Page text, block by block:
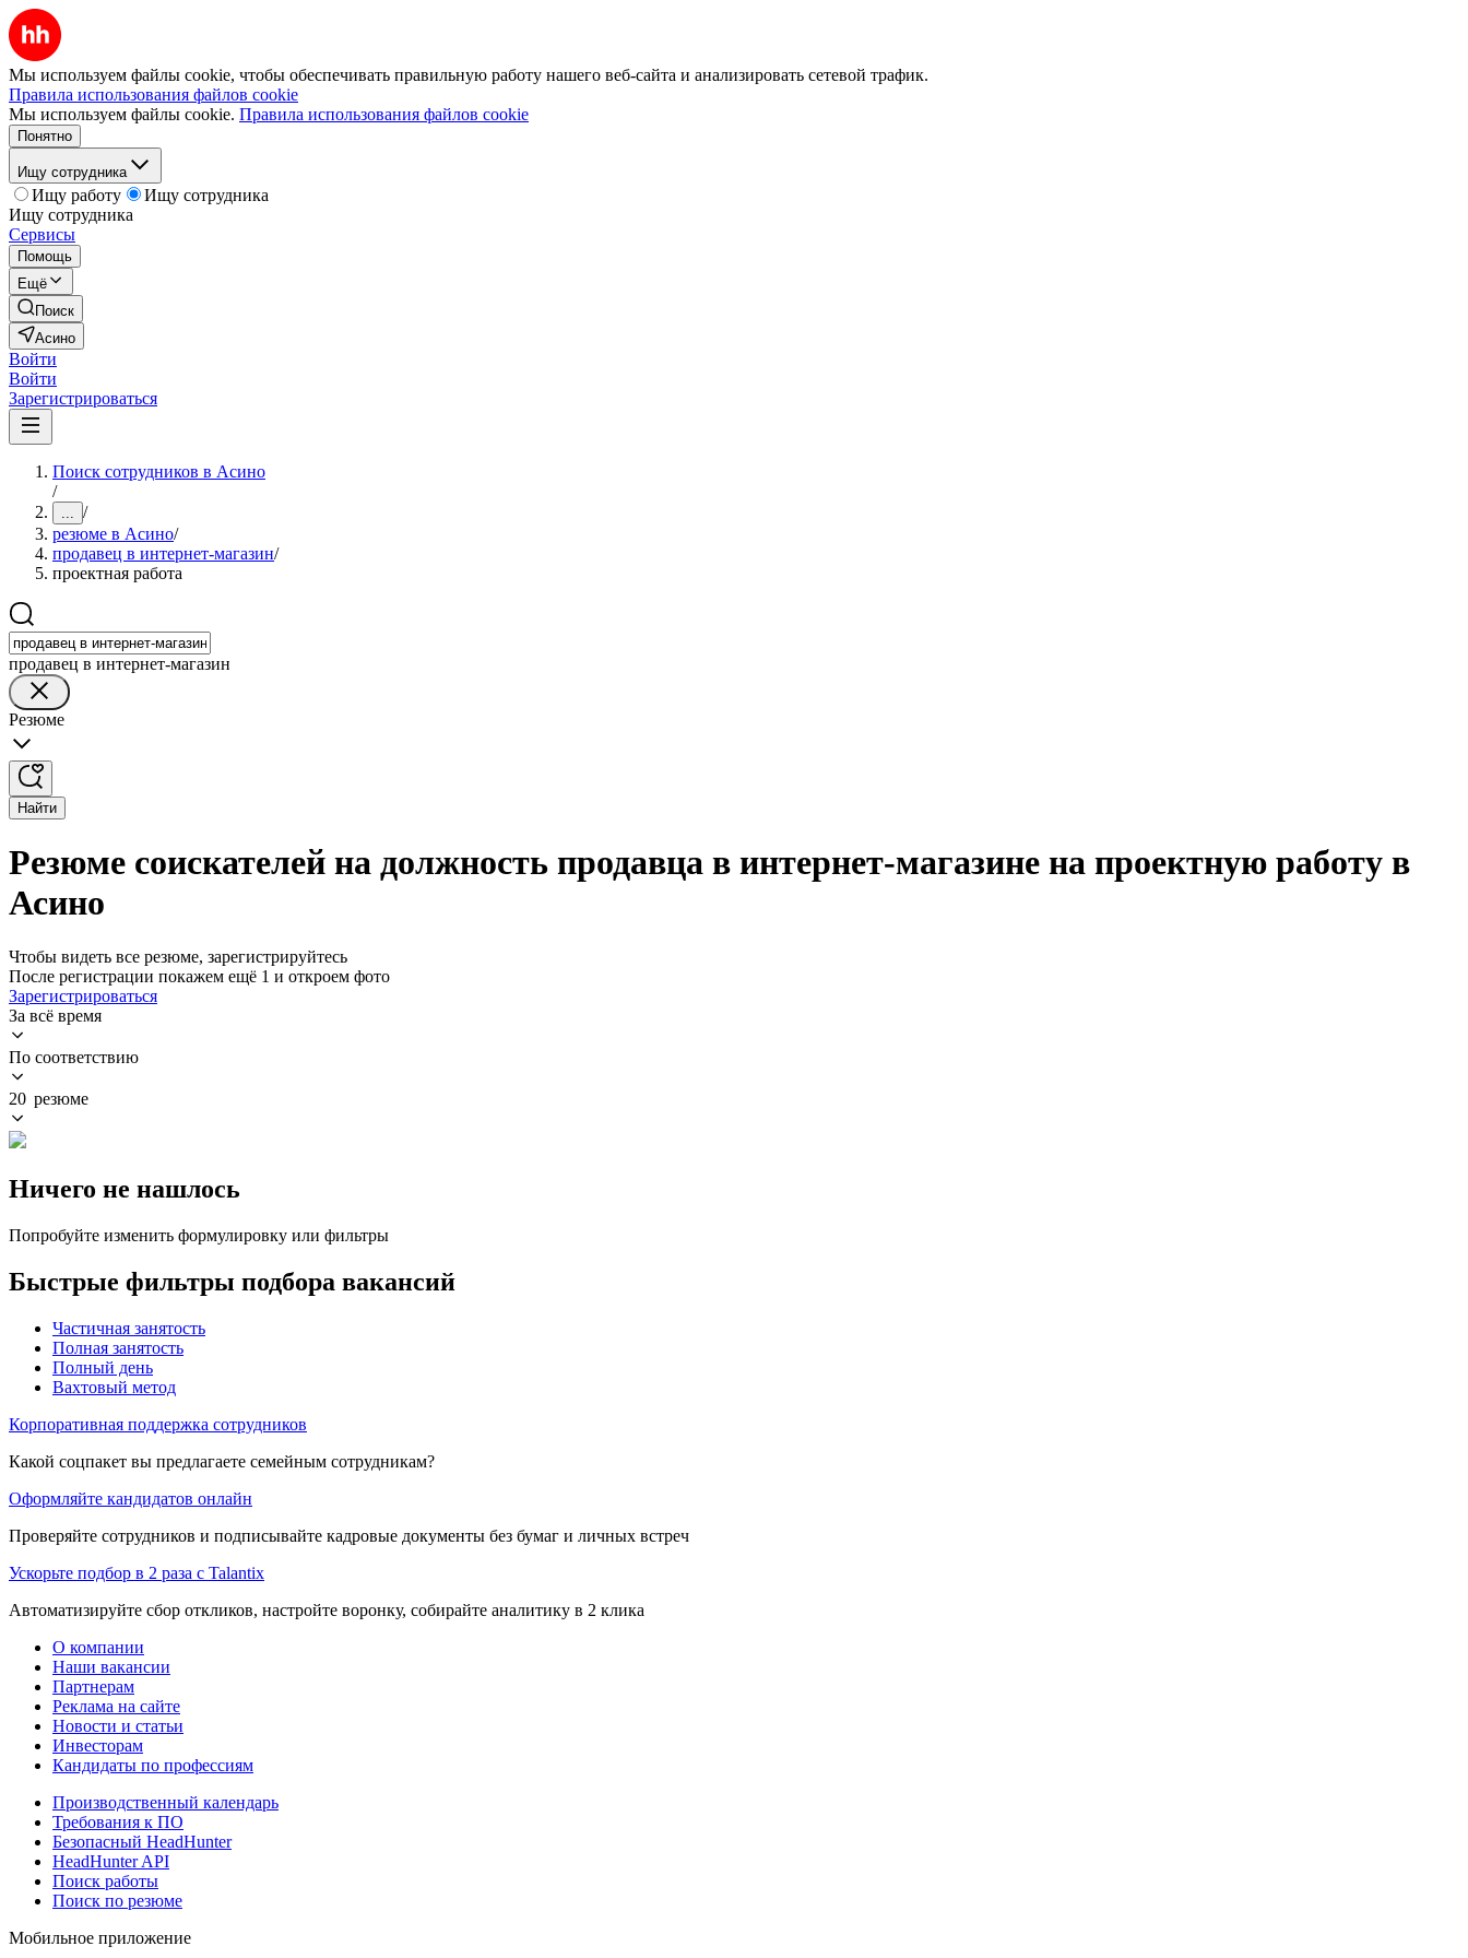
Мы используем файлы cookie, чтобы обеспечивать правильную работу нашего веб-сайта и анализировать сетевой трафик.
Правила использования файлов cookie
Мы используем файлы cookie. Правила использования файлов cookie
Понятно
Ищу сотрудника
Ищу работу
Ищу сотрудника
Ищу сотрудника
Сервисы
Помощь
Ещё
Поиск
Асино
Войти
Войти
Зарегистрироваться
Поиск сотрудников в Асино
/
... /
резюме в Асино/
продавец в интернет-магазин/
проектная работа
продавец в интернет-магазин
Резюме
Найти
Резюме соискателей на должность продавца в интернет-магазине на проектную работу в
Асино
Чтобы видеть все резюме, зарегистрируйтесь
После регистрации покажем ещё 1 и откроем фото
Зарегистрироваться
За всё время
По соответствию
20 резюме
Ничего не нашлось
Попробуйте изменить формулировку или фильтры
Быстрые фильтры подбора вакансий
Частичная занятость
Полная занятость
Полный день
Вахтовый метод
Корпоративная поддержка сотрудников
Какой соцпакет вы предлагаете семейным сотрудникам?
Оформляйте кандидатов онлайн
Проверяйте сотрудников и подписывайте кадровые документы без бумаг и личных встреч
Ускорьте подбор в 2 раза с Talantix
Автоматизируйте сбор откликов, настройте воронку, собирайте аналитику в 2 клика
О компании
Наши вакансии
Партнерам
Реклама на сайте
Новости и статьи
Инвесторам
Кандидаты по профессиям
Производственный календарь
Требования к ПО
Безопасный HeadHunter
HeadHunter API
Поиск работы
Поиск по резюме
Мобильное приложение